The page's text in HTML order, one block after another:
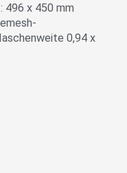
496 x 450 mm
0,94 x